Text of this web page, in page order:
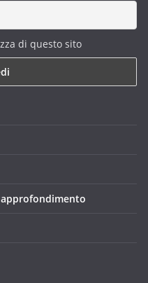
di questo sito